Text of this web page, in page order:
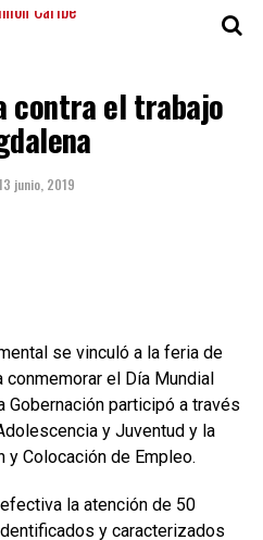
contra el trabajo
junio, 2019
se vinculó a la feria de
el Día Mundial
Gobernación participó a través
y Juventud y la
y Colocación de Empleo.
la atención de 50
y caracterizados